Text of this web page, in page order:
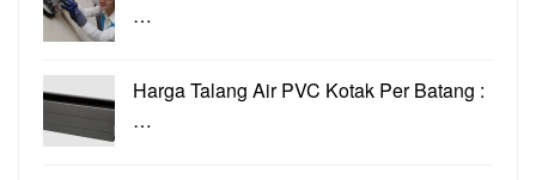
…
Harga Talang Air PVC Kotak Per Batang :
…